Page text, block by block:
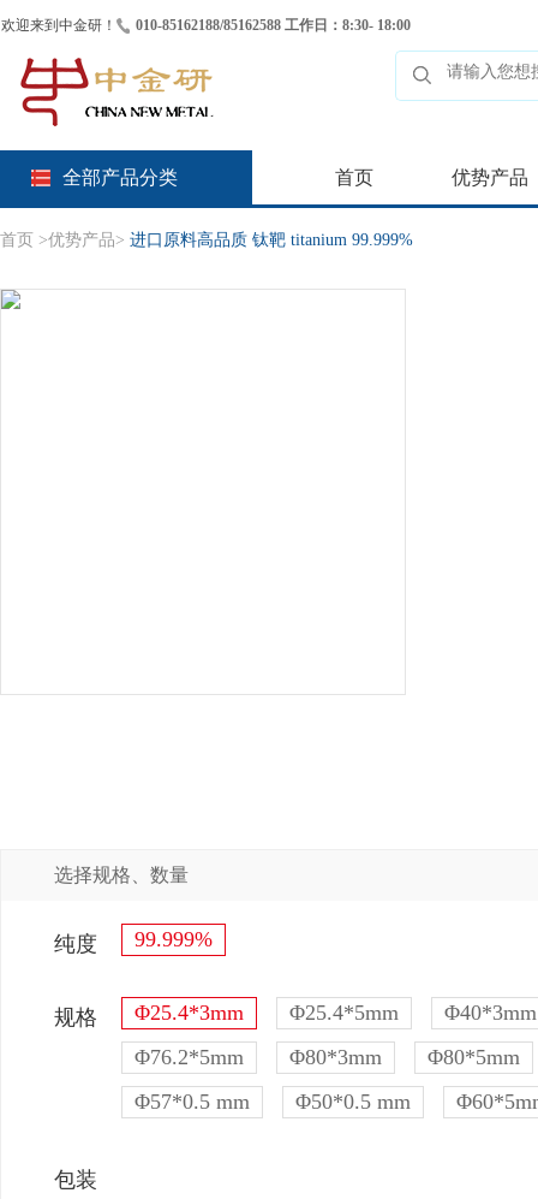
欢迎来到中金研！ 010-85162188/85162588 工作日：8:30- 18:00
全部产品分类 首页 优势产品
首页 >优势产品> 进口原料高品质 钛靶 titanium 99.999%
选择规格、数量
纯度 99.999%
规格 Φ25.4*3mm Φ25.4*5mm
Φ40*3mm
Φ76.2*5mm
Φ80*3mm
Φ80*5mm
Φ57*0.5 mm
Φ50*0.5 mm
包装